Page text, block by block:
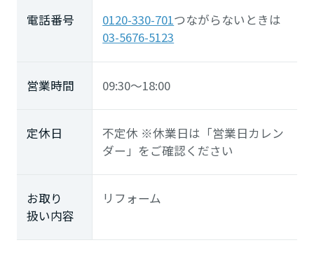
電話番号 0120-330-701つながらないときは
03-5676-5123
営業時間 09:30～18:00
定休日
不定休 ※休業日は「営業日カレン
ダー」をご確認ください
お取り
扱い内容
リフォーム